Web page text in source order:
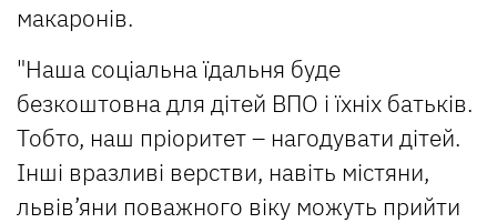
макаронів.
"Наша соціальна їдальня буде
безкоштовна для дітей ВПО і їхніх батьків.
Тобто, наш пріоритет – нагодувати дітей.
Інші вразливі верстви, навіть містяни,
львів’яни поважного віку можуть прийти